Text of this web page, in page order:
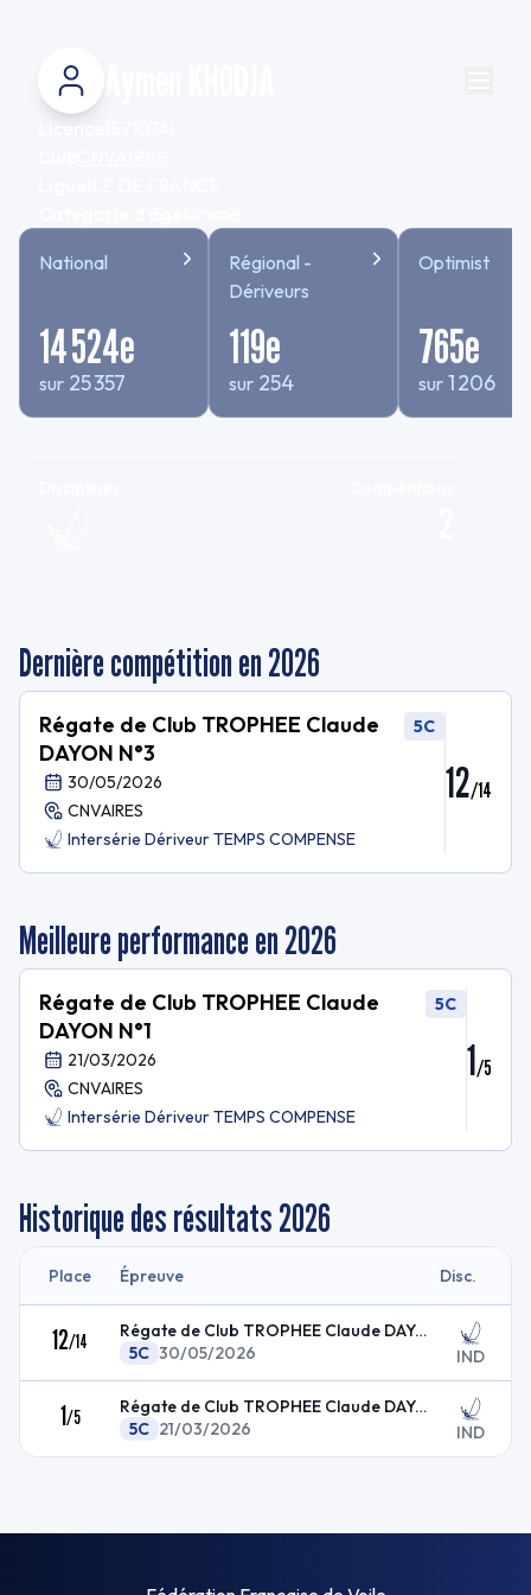
National
14 524e
sur 25 357
Régional -
Dériveurs
119e
sur 254
Optimist
765e
sur 1 206
Dernière compétition en 2026
Régate de Club TROPHEE Claude
DAYON N°3
5C
30/05/2026
CNVAIRES
Intersérie Dériveur TEMPS COMPENSE
12/14
Meilleure performance en 2026
Régate de Club TROPHEE Claude
DAYON N°1
5C
21/03/2026
CNVAIRES
Intersérie Dériveur TEMPS COMPENSE
1/5
Historique des résultats2026
Place Épreuve Disc.
12/14
Régate de Club TROPHEE Claude DAYON N°3
5C 30/05/2026 IND
1/5
Régate de Club TROPHEE Claude DAYON N°1
5C 21/03/2026 IND